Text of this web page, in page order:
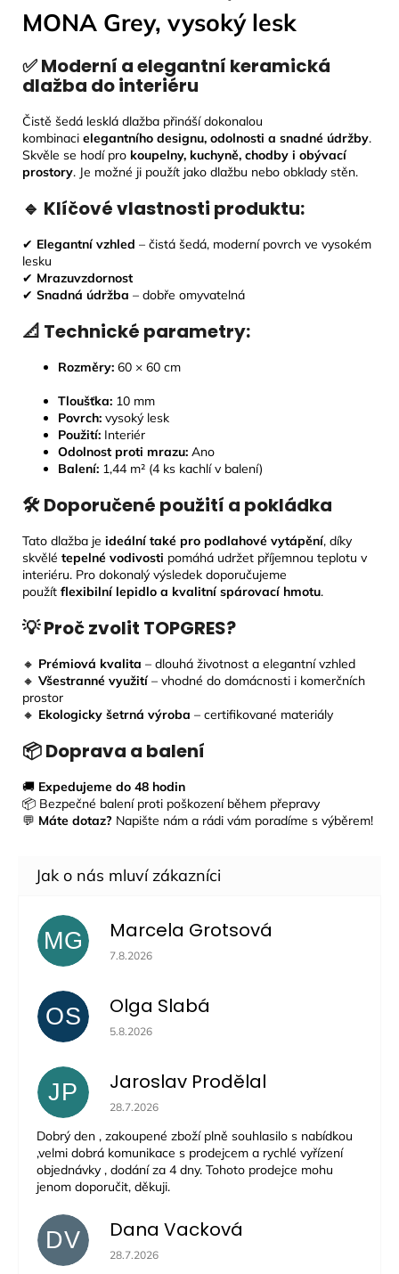
MONA Grey, vysoký lesk
✅ Moderní a elegantní keramická
dlažba do interiéru
Čistě šedá lesklá dlažba přináší dokonalou
kombinaci elegantního designu, odolnosti a snadné údržby.
Skvěle se hodí pro koupelny, kuchyně, chodby i obývací
prostory. Je možné ji použít jako dlažbu nebo obklady stěn.
🔹 Klíčové vlastnosti produktu:
✔ Elegantní vzhled – čistá šedá, moderní povrch ve vysokém
lesku
✔ Mrazuvzdornost
✔ Snadná údržba – dobře omyvatelná
📐 Technické parametry:
Rozměry: 60 × 60 cm
Tloušťka: 10 mm
Povrch: vysoký lesk
Použití: Interiér
Odolnost proti mrazu: Ano
Balení: 1,44 m² (4 ks kachlí v balení)
🛠 Doporučené použití a pokládka
Tato dlažba je ideální také pro podlahové vytápění, díky
skvělé tepelné vodivosti pomáhá udržet příjemnou teplotu v
interiéru. Pro dokonalý výsledek doporučujeme
použít flexibilní lepidlo a kvalitní spárovací hmotu.
💡 Proč zvolit TOPGRES?
🔸 Prémiová kvalita – dlouhá životnost a elegantní vzhled
🔸 Všestranné využití – vhodné do domácnosti i komerčních
prostor
🔸 Ekologicky šetrná výroba – certifikované materiály
📦 Doprava a balení
🚚 Expedujeme do 48 hodin
📦 Bezpečné balení proti poškození během přepravy
💬 Máte dotaz? Napište nám a rádi vám poradíme s výběrem!
MG Marcela Grotsová
Hodnocení obchodu je 5 z 5 hvězdiček.
7.8.2026
OS Olga Slabá
Hodnocení obchodu je 5 z 5 hvězdiček.
5.8.2026
JP Jaroslav Prodělal
Hodnocení obchodu je 5 z 5 hvězdiček.
28.7.2026
Dobrý den , zakoupené zboží plně souhlasilo s nabídkou
,velmi dobrá komunikace s prodejcem a rychlé vyřízení
objednávky , dodání za 4 dny. Tohoto prodejce mohu
jenom doporučit, děkuji.
DV Dana Vacková
Hodnocení obchodu je 5 z 5 hvězdiček.
28.7.2026